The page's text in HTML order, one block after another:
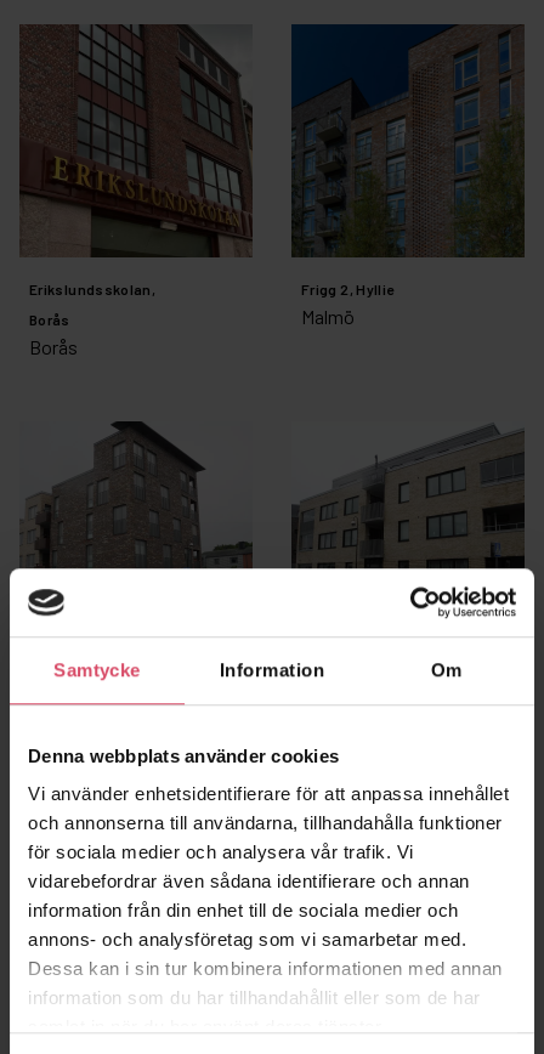
Samtycke Information Om
Denna webbplats använder cookies
Vi använder enhetsidentifierare för att anpassa innehållet
och annonserna till användarna, tillhandahålla funktioner
för sociala medier och analysera vår trafik. Vi
vidarebefordrar även sådana identifierare och annan
information från din enhet till de sociala medier och
annons- och analysföretag som vi samarbetar med.
Dessa kan i sin tur kombinera informationen med annan
information som du har tillhandahållit eller som de har
Erikslundsskolan,
Borås
Borås
Frigg 2, Hyllie
Malmö